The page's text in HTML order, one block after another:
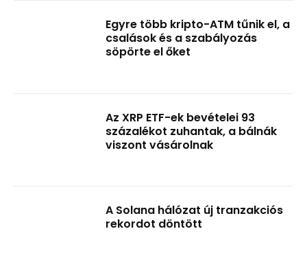
Egyre több kripto-ATM tűnik el, a
csalások és a szabályozás
söpörte el őket
Az XRP ETF-ek bevételei 93
százalékot zuhantak, a bálnák
viszont vásárolnak
A Solana hálózat új tranzakciós
rekordot döntött